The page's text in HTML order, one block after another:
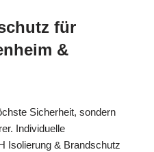
für
&
Sicherheit, sondern
Individuelle
Isolierung & Brandschutz